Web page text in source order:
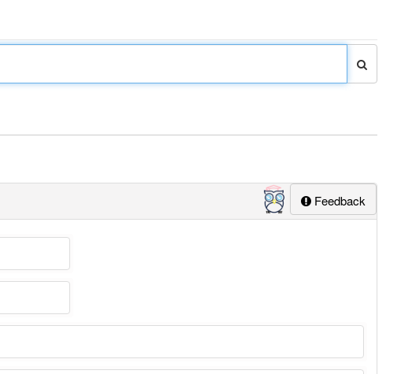
Feedback